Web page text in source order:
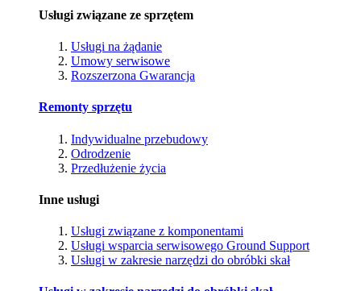
Usługi związane ze sprzętem
Usługi na żądanie
Umowy serwisowe
Rozszerzona Gwarancja
Remonty sprzętu
Indywidualne przebudowy
Odrodzenie
Przedłużenie życia
Inne usługi
Usługi związane z komponentami
Usługi wsparcia serwisowego Ground Support
Usługi w zakresie narzędzi do obróbki skał